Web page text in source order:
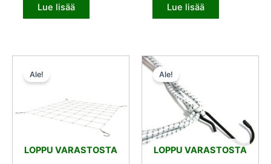
Lue lisää Lue lisää
LOPPU VARASTOSTA
Ale!
LOPPU VARASTOSTA
Ale!
10,50 €.